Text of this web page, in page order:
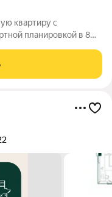
квартиру с
планировкой в 8
сад и